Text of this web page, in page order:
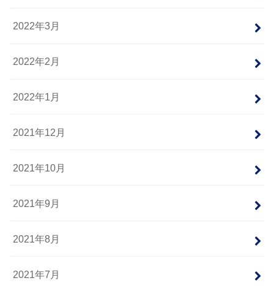
2022年3月
2022年2月
2022年1月
2021年12月
2021年10月
2021年9月
2021年8月
2021年7月